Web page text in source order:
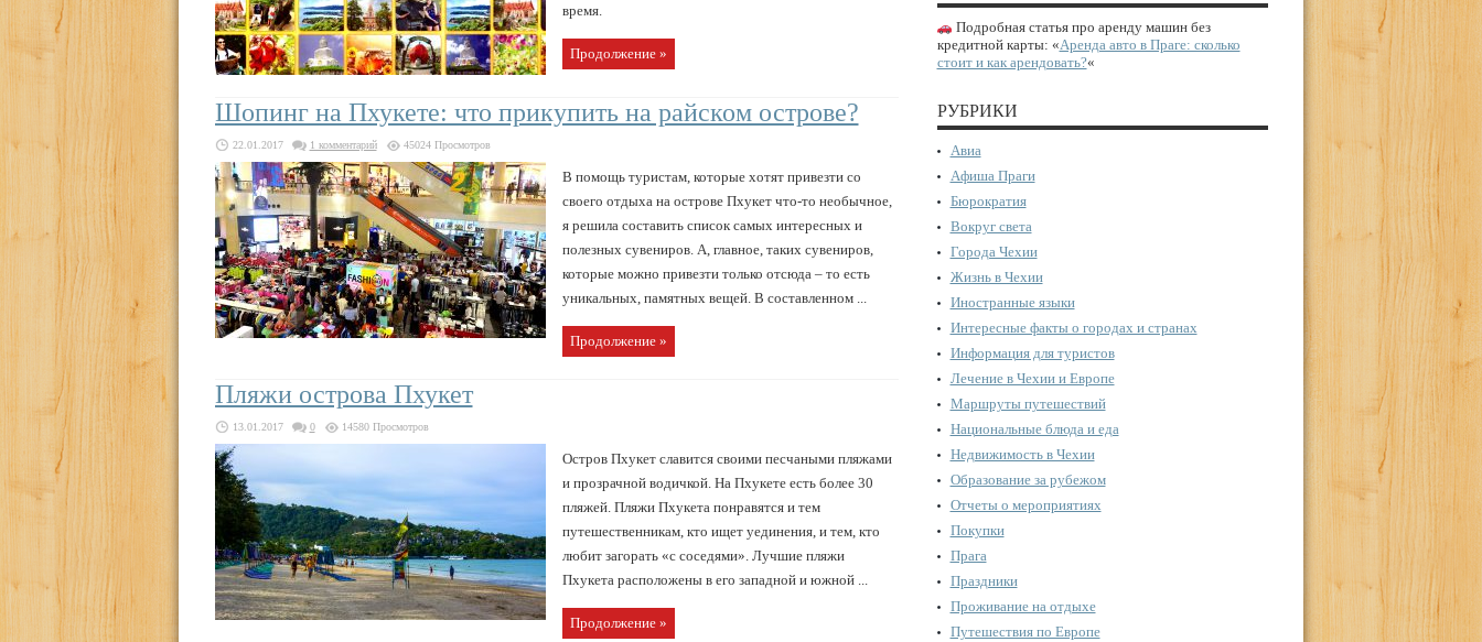
время.
Продолжение »
Шопинг на Пхукете: что прикупить на райском острове?
22.01.2017 1 комментарий 45024 Просмотров
В помощь туристам, которые хотят привезти со
своего отдыха на острове Пхукет что-то необычное,
я решила составить список самых интересных и
полезных сувениров. А, главное, таких сувениров,
которые можно привезти только отсюда – то есть
уникальных, памятных вещей. В составленном ...
Продолжение »
Пляжи острова Пхукет
13.01.2017 0 14580 Просмотров
Остров Пхукет славится своими песчаными пляжами
и прозрачной водичкой. На Пхукете есть более 30
пляжей. Пляжи Пхукета понравятся и тем
путешественникам, кто ищет уединения, и тем, кто
любит загорать «с соседями». Лучшие пляжи
Пхукета расположены в его западной и южной ...
Продолжение »
Подробная статья про аренду машин без
кредитной карты: «Аренда авто в Праге: сколько
стоит и как арендовать?«
РУБРИКИ
Авиа
Афиша Праги
Бюрократия
Вокруг света
Города Чехии
Жизнь в Чехии
Иностранные языки
Интересные факты о городах и странах
Информация для туристов
Лечение в Чехии и Европе
Маршруты путешествий
Национальные блюда и еда
Недвижимость в Чехии
Образование за рубежом
Отчеты о мероприятиях
Покупки
Прага
Праздники
Проживание на отдыхе
Путешествия по Европе